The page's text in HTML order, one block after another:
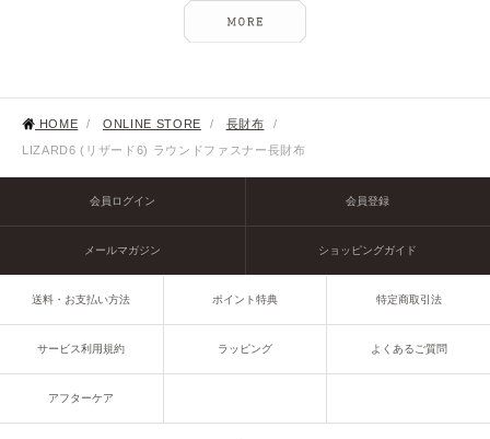
HOME / ONLINE STORE / 長財布
/
LIZARD6 (リザード6) ラウンドファスナー長財布
会員ログイン 会員登録
メールマガジン ショッピングガイド
送料・お支払い方法 ポイント特典 特定商取引法
サービス利用規約 ラッピング よくあるご質問
アフターケア